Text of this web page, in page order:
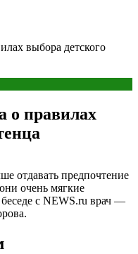
выбора детского
о правилах
отдавать предпочтение
очень мягкие
с NEWS.ru врач —